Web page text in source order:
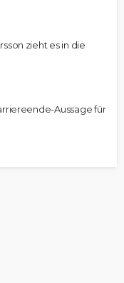
zieht es in die
Aussage für